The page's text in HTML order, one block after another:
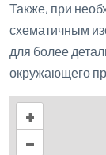
Также, при
схематичным
для более
окружающего
+
–